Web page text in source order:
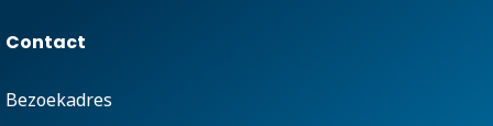
Contact
Bezoekadres